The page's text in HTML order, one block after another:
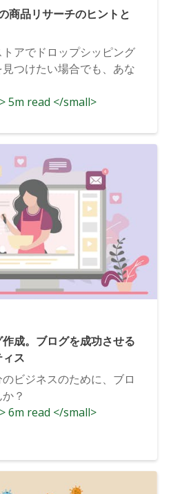
商品リサーチのヒントと
アでドロップシッピング
つけたい場合でも、あな
5m read </small>
成。ブログを成功させる
ス
ビジネスのために、ブロ
？
6m read </small>